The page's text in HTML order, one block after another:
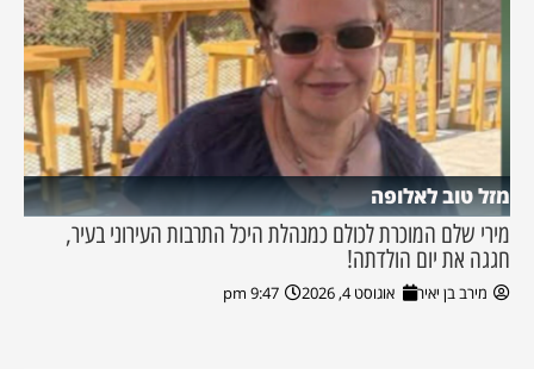
מזל טוב לאלופה
מירי שלם המוכרת לכולם כמנהלת היכל התרבות העירוני בעיר,
חגגה את יום הולדתה!
מירב בן יאיר אוגוסט 4, 2026 9:47 pm